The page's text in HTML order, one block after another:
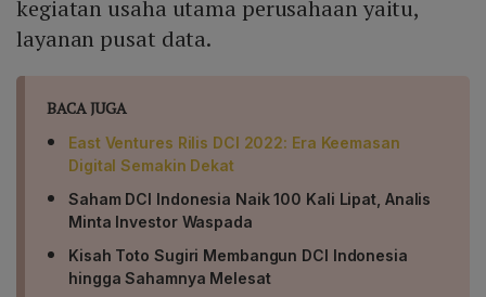
kegiatan usaha utama perusahaan yaitu,
layanan pusat data.
BACA JUGA
East Ventures Rilis DCI 2022: Era Keemasan
Digital Semakin Dekat
Saham DCI Indonesia Naik 100 Kali Lipat, Analis
Minta Investor Waspada
Kisah Toto Sugiri Membangun DCI Indonesia
hingga Sahamnya Melesat